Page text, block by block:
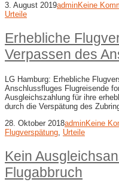
3. August 2019adminKeine
Urteile
Erhebliche
Verpassen des
LG Hamburg: Erhebliche
Anschlussfluges Flugreisende
Ausgleichszahlung für ihre
durch die Verspätung des
28. Oktober 2018adminKeine
Flugverspätung Urteile
Kein
Flugabbruch